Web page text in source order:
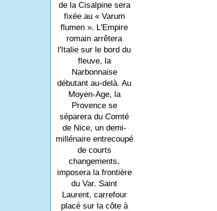
de la Cisalpine sera
fixée au « Varum
flumen ». L'Empire
romain arrêtera
l'Italie sur le bord du
fleuve, la
Narbonnaise
débutant au-delà. Au
Moyen-Age, la
Provence se
séparera du Comté
de Nice, un demi-
millénaire entrecoupé
de courts
changements,
imposera la frontière
du Var. Saint
Laurent, carrefour
placé sur la côte à